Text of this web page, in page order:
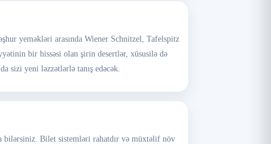
yeməkləri arasında Wiener Schnitzel, Tafelspitz
bir hissəsi olan şirin desertlər, xüsusilə də
sizi yeni ləzzətlərlə tanış edəcək.
bilərsiniz. Bilet sistemləri rahatdır və müxtəlif növ